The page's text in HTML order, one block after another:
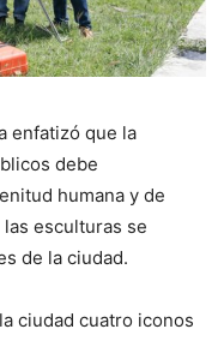
enfatizó que la
debe
humana y de
esculturas se
de la ciudad.
ciudad cuatro iconos